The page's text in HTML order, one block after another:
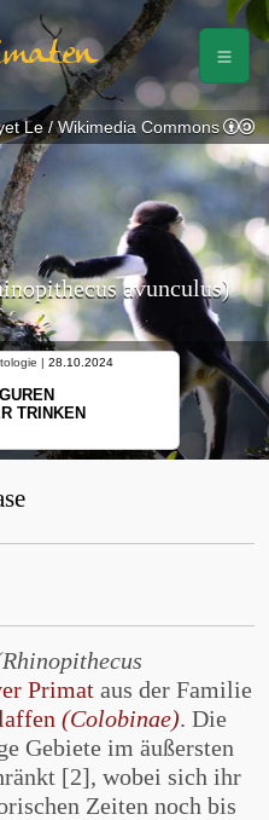
avunculus)
|10.10.2024
WEIBLICHEN
UND IHRER
Le / Wikimedia Commons
Primat aus der Familie
(Colobinae). Die
Gebiete im äußersten
[2], wobei sich ihr
Zeiten noch bis